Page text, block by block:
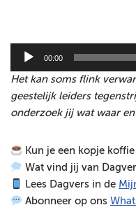
d
i
o
p
e
e
00:00
Het kan soms flink
geestelijk leiders
onderzoek jij wat waar
Kun je een kopje
Wat vind jij van
Lees Dagvers in de
Abonneer op ons